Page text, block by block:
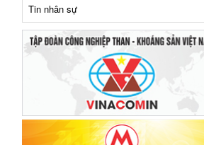
Tin nhân sự